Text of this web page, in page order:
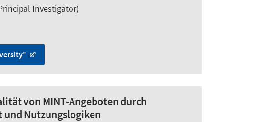
Investigator)
von MINT-Angeboten durch
Nutzungslogiken